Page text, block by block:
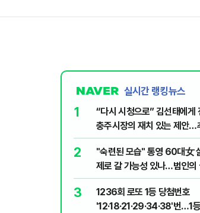
실시간 랭킹뉴스
1
“다시 시청으로” 김선태에
충주시장의 재치 있는 제안
개
2
"숙련된 모습" 통영 60대女
제로 갈 가능성 있나…범인의
3
1236회 로또 1등 당첨번호
'12·18·21·29·34·38'번…1